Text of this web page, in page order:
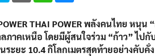
THAI POWER พลังคนไทย หนุ
ภาคเหนือ โดยมีผู้สนใจร่วม “ก้าว” ไป
ระยะ 10.4 กิโลกเมตรสุดท้ายอย่างคับ